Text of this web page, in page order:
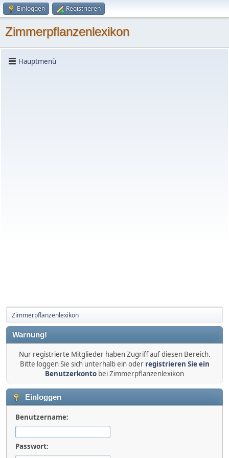
Einloggen Registrieren
Zimmerpflanzenlexikon
Hauptmenü
Zimmerpflanzenlexikon
Warnung!
Nur registrierte Mitglieder haben Zugriff auf diesen Bereich.
Bitte loggen Sie sich unterhalb ein oder registrieren Sie ein
Benutzerkonto bei Zimmerpflanzenlexikon
Einloggen
Benutzername:
Passwort: